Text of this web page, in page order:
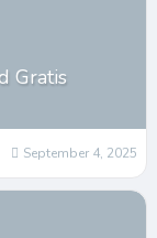
Gratis
September 4, 2025